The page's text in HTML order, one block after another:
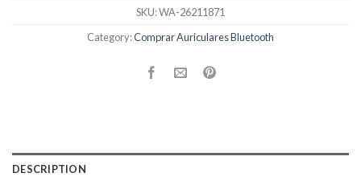
SKU:WA-26211871
Category:Comprar Auriculares Bluetooth
DESCRIPTION